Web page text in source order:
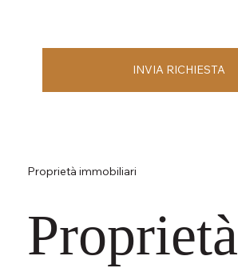
Proprietà
Proprietà immobiliari
INVIA RICHIESTA